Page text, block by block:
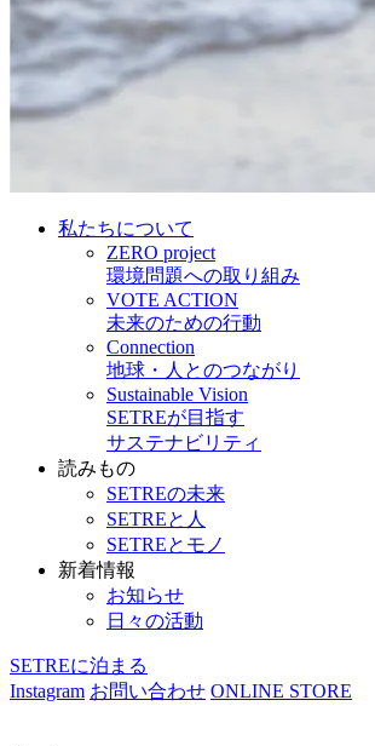
私たちについて
ZERO project
環境問題への取り組み
VOTE ACTION
未来のための行動
Connection
地球・人とのつながり
Sustainable Vision
SETREが目指す
サステナビリティ
読みもの
SETREの未来
SETREと人
SETREとモノ
新着情報
お知らせ
日々の活動
SETREに泊まる
Instagram お問い合わせ ONLINE STORE